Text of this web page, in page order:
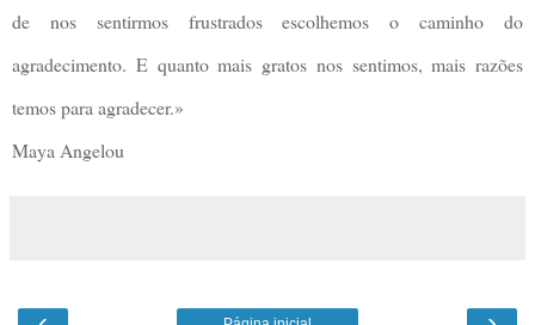
de nos sentirmos frustrados escolhemos o caminho do
agradecimento. E quanto mais gratos nos sentimos, mais razões
temos para agradecer.»
Maya Angelou